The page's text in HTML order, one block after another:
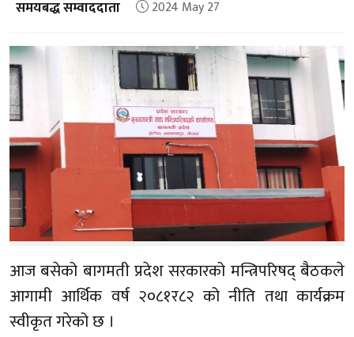
समयबद्ध सम्वाददाता 2024 May 27
आज बसेको बागमती प्रदेश सरकारको मन्त्रिपरिषद् बैठकले
आगामी आर्थिक वर्ष २०८१र८२ को नीति तथा कार्यक्रम
स्वीकृत गरेको छ ।